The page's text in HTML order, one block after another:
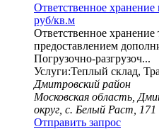
Ответственное хранение
руб/кв.м
Ответственное
предоставлением
Погрузочно-разгрузоч...
Услуги:Теплый склад,
Дмитровский район
Московская область,
округ, с. Белый Раст, 171
Отправить запрос